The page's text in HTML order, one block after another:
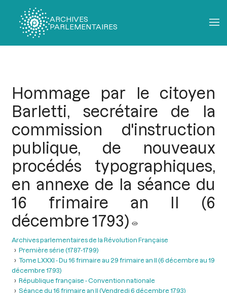
ARCHIVES
PARLEMENTAIRES
Hommage par le citoyen
Barletti, secrétaire de la
commission d'instruction
publique, de nouveaux
procédés typographiques,
en annexe de la séance du
16 frimaire an II (6
décembre 1793)
Archives parlementaires de la Révolution Française
Première série (1787-1799)
Tome LXXXI - Du 16 frimaire au 29 frimaire an II (6 décembre au 19
décembre 1793)
République française - Convention nationale
Séance du 16 frimaire an II (Vendredi 6 décembre 1793)